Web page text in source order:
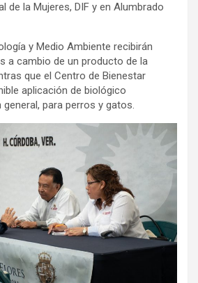
de la Mujeres, DIF y en Alumbrado
y Medio Ambiente recibirán
a cambio de un producto de la
que el Centro de Bienestar
aplicación de biológico
para perros y gatos.